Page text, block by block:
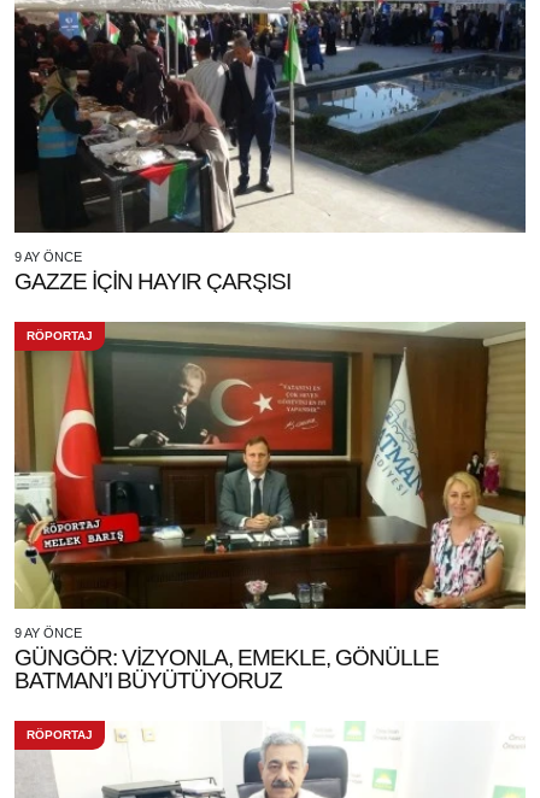
9 AY ÖNCE
GAZZE İÇİN HAYIR ÇARŞISI
RÖPORTAJ
9 AY ÖNCE
GÜNGÖR: VİZYONLA, EMEKLE, GÖNÜLLE
BATMAN’I BÜYÜTÜYORUZ
RÖPORTAJ